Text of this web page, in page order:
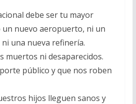
debe ser tu mayor
un nuevo aeropuerto, ni un
una nueva refinería.
muertos ni desaparecidos.
público y que nos roben
hijos lleguen sanos y